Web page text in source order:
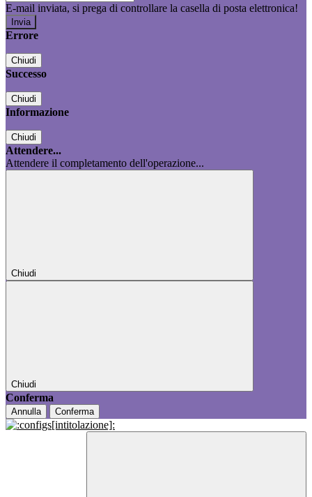
E-mail inviata, si prega di controllare la casella di posta elettronica!
Errore
Chiudi
Successo
Chiudi
Informazione
Chiudi
Attendere...
Attendere il completamento dell'operazione...
Chiudi
Chiudi
Conferma
Annulla Conferma